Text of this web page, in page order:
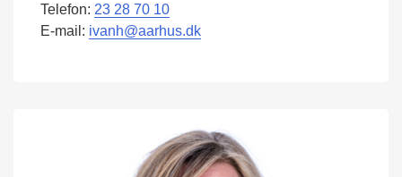
Telefon: 23 28 70 10
E-mail: ivanh@aarhus.dk